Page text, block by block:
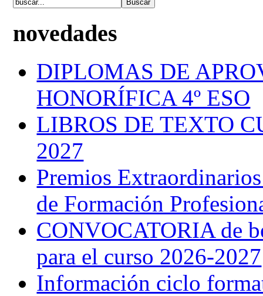
novedades
DIPLOMAS DE
HONORÍFICA 4º ESO
LIBROS DE TEXTO
2027
Premios
de Formación
CONVOCATORIA de
para el curso 2026-2027
Información ciclo